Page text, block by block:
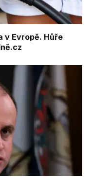
v Evropě. Hůře